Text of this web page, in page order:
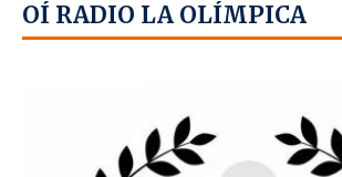
OÍ RADIO LA OLÍMPICA